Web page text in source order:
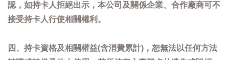
認，如持卡人拒絕出示，本公司及關係企業、合作廠商可不
接受持卡人行使相關權利。
四、持卡資格及相關權益(含消費累計)，恕無法以任何方法